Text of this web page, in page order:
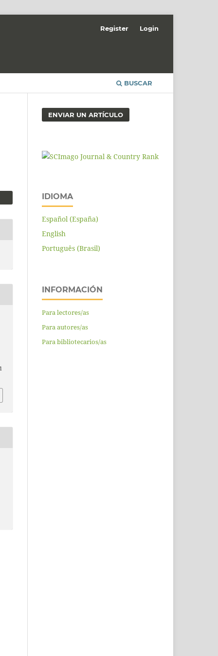
BUSCAR
Register Login
ENVIAR UN ARTÍCULO
IDIOMA
Español (España)
English
Português (Brasil)
INFORMACIÓN
Para lectores/as
Para autores/as
Para bibliotecarios/as